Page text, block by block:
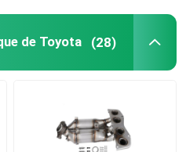
convenable direct
de Toyota (28)